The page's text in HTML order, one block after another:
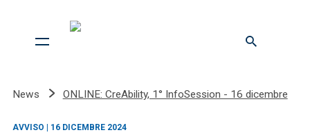
News ONLINE: CreAbility, 1° InfoSession - 16 dicembre
AVVISO | 16 DICEMBRE 2024